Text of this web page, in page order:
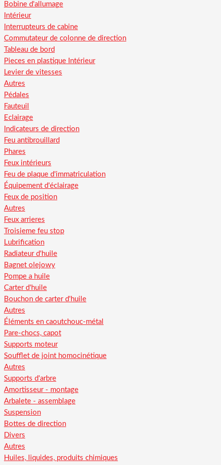
Bobine d'allumage
Intérieur
Interrupteurs de cabine
Commutateur de colonne de direction
Tableau de bord
Pieces en plastique Intérieur
Levier de vitesses
Autres
Pédales
Fauteuil
Eclairage
Indicateurs de direction
Feu antibrouillard
Phares
Feux intérieurs
Feu de plaque d'immatriculation
Équipement d'éclairage
Feux de position
Autres
Feux arrieres
Troisieme feu stop
Lubrification
Radiateur d'huile
Bagnet olejowy
Pompe a huile
Carter d'huile
Bouchon de carter d'huile
Autres
Éléments en caoutchouc-métal
Pare-chocs, capot
Supports moteur
Soufflet de joint homocinétique
Autres
Supports d'arbre
Amortisseur - montage
Arbalete - assemblage
Suspension
Bottes de direction
Divers
Autres
Huiles, liquides, produits chimiques